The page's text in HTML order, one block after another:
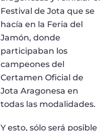
Festival de Jota que se
hacía en la Feria del
Jamón, donde
participaban los
campeones del
Certamen Oficial de
Jota Aragonesa en
todas las modalidades.
Y esto, sólo será posible